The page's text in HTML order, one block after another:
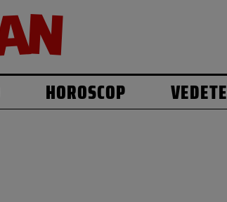
HOROSCOP VEDETE